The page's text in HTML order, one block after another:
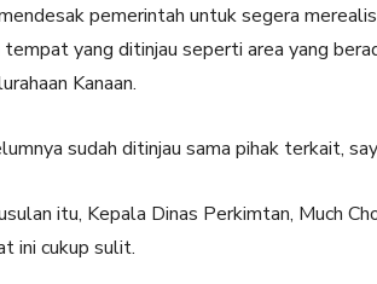
pemerintah untuk segera
yang ditinjau seperti area yang
Kanaan.
sudah ditinjau sama pihak terkait,
itu, Kepala Dinas Perkimtan, Much
ini cukup sulit.